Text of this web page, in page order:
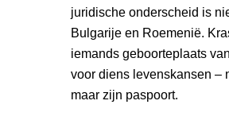
juridische onderscheid is
Bulgarije en Roemenië.
iemands geboorteplaats
voor diens levenskansen –
maar zijn paspoort.